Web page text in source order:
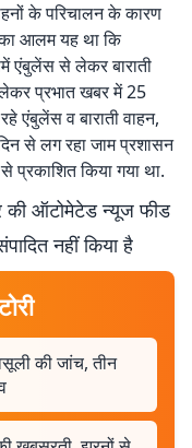
के परिचालन के कारण
आलम यह था कि
एंबुलेंस से लेकर बाराती
प्रभात खबर में 25
व बाराती वाहन,
से लग रहा जाम प्रशासन
प्रकाशित किया गया था.
की ऑटोमेटेड न्यूज फीड
नहीं किया है
की जांच, तीन